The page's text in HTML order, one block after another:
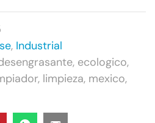
, Industrial
, ecologico,
, limpieza, mexico,